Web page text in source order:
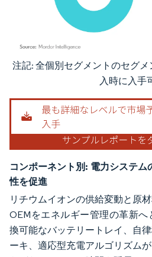
画像 © Mordor Intelligence。再利用にはCC
注記: 全個別セグメントのセグ
入時に入手
コンポーネント別: 電力システム
性を促進
リチウムイオンの供給変動と原
OEMをエネルギー管理の革新
換可能なバッテリートレイ、自
ーキ、適応型充電アルゴリズム